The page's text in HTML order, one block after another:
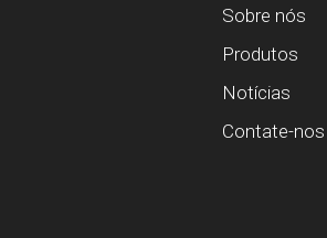
Sobre nós
Produtos
Notícias
Contate-nos